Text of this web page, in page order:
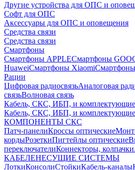
Другие устройства для ОПС и
Софт для ОПС
Аксессуары для ОПС и оповещения
Средства связи
Средства связи
Смартфоны
Смартфоны APPLEСмартфоны
HuaweiСмартфоны XiaomiСмартфоны
Рации
Цифровая радиосвязьАналоговая
связьВолновая связь
Кабель, СКС, ИБП, и комплектующие
Кабель, СКС, ИБП, и комплектующие
КОМПОНЕНТЫ СКС
Патч-панелиКроссы оптические
кордыРозеткиПигтейлы оптические
переключателиКоннекторы, колпачки
КАБЕЛЕНЕСУЩИЕ СИСТЕМЫ
ЛоткиКонсолиСтойкиКабель-каналы